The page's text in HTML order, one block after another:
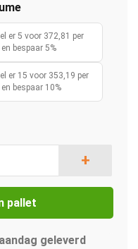
er 5 voor 372,81 per
bespaar 5%
er 15 voor 353,19 per
bespaar 10%
+
pallet
geleverd